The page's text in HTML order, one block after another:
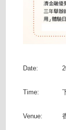
Date:
Time:
Venue: